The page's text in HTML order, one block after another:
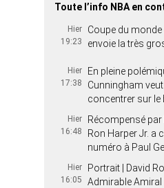
Toute l’info NBA en
Hier
19:23
Coupe du monde
envoie la très
Hier
17:38
En pleine
Cunningham
concentrer sur le
Hier
16:48
Récompensé par
Ron Harper Jr. a
numéro à Paul
Hier
16:05
Portrait | David
Admirable Amiral